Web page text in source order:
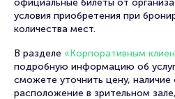
условия приобретения при
количества мест.
В разделе «Корпоративным
подробную информацию об
сможете уточнить цену,
расположение в зрительном